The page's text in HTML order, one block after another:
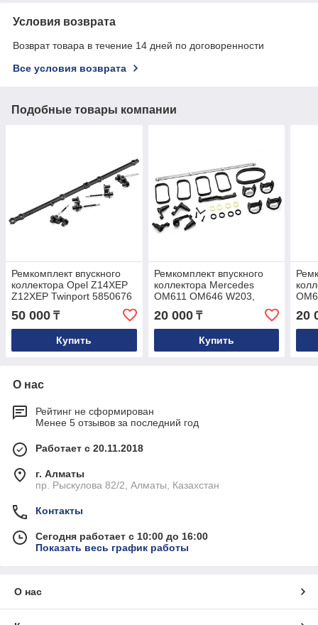
Условия возврата
Возврат товара в течение 14 дней по договоренности
Все условия возврата
Подобные товары компании
Ремкомплект впускного
коллектора Opel Z14XEP
Z12XEP Twinport 5850676
50 000 ₸
Купить
Ремкомплект впускного
коллектора Mercedes
OM611 OM646 W203,
W210, W211 6110903637
20 000₸
Купить
20
О нас
Рейтинг не сформирован
Менее 5 отзывов за последний год
Работает с 20.11.2018
г. Алматы
пр. Рыскулова 82/2, Алматы, Казахстан
Контакты
Сегодня работает с 10:00 до 16:00
Показать весь график работы
О нас